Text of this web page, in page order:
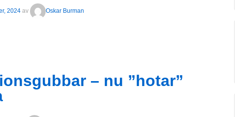
2024 av Oskar Burman
– nu ”hotar”